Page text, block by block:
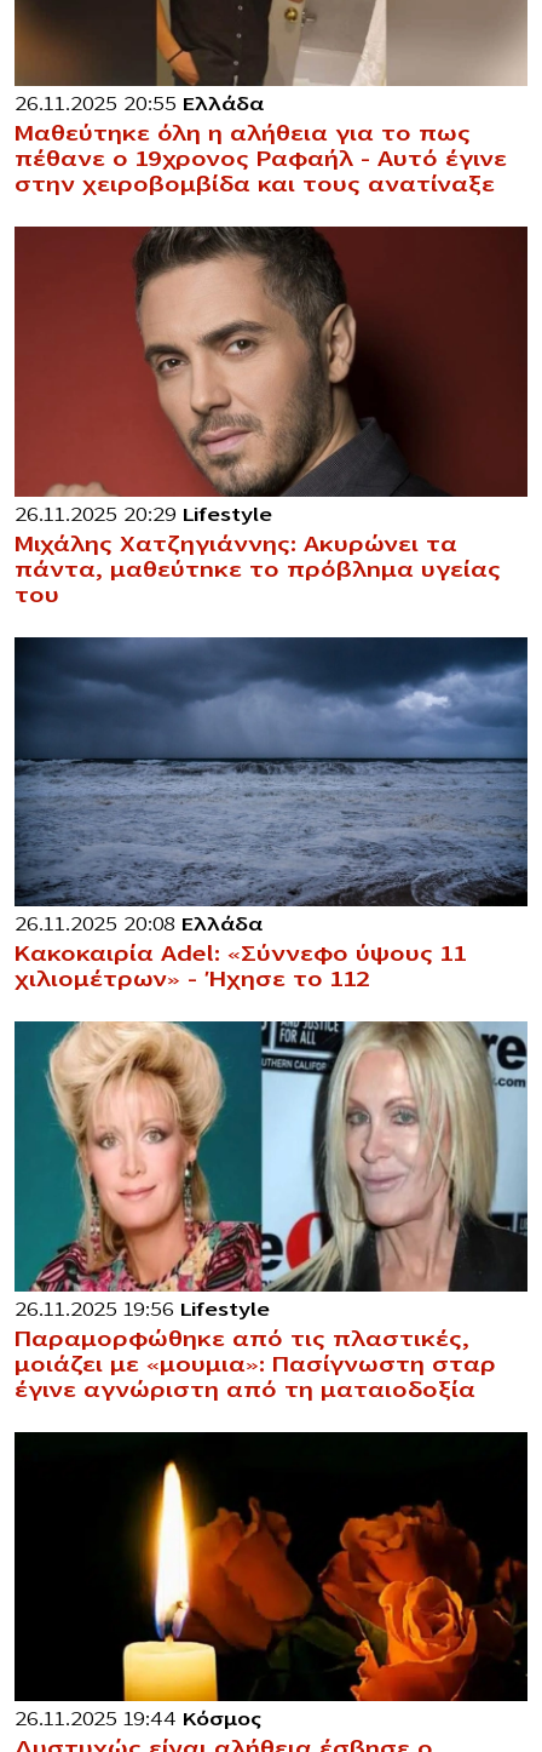
26.11.2025 20:55 Ελλάδα
Μαθεύτηκε όλη η αλήθεια για το πως
πέθανε ο 19χρονος Ραφαήλ – Αυτό έγινε
στην χειροβομβίδα και τους ανατίναξε
26.11.2025 20:29 Lifestyle
Μιχάλης Χατζηγιάννης: Ακυρώνει τα
πάντα, μαθεύτnκε το πρόβλnμα υγείας
του
26.11.2025 20:08 Ελλάδα
Κακοκαιρία Adel: «Σύννεφο ύψους 11
χιλιομέτρων» – Ήχησε το 112
26.11.2025 19:56 Lifestyle
Παραμορφώθηκε από τις πλαστικές,
μοιάζει με «μoυμια»: Πασίγνωστη σταρ
έγινε αγνώριστη από τη ματαιοδοξία
26.11.2025 19:44 Κόσμος